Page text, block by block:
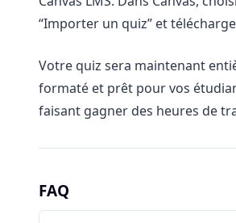
“Importer un quiz” et
Votre quiz sera maintenant
formaté et prêt pour vos
faisant gagner des heures de
FAQ